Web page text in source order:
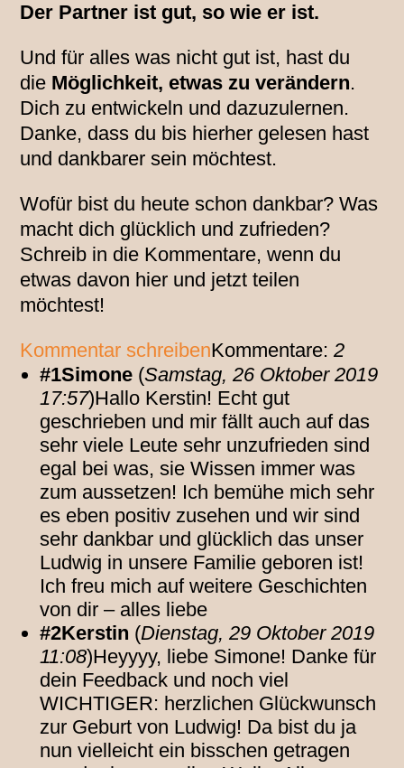
Der Partner ist gut, so wie er ist.
Und für alles was nicht gut ist, hast du
die Möglichkeit, etwas zu verändern.
Dich zu entwickeln und dazuzulernen.
Danke, dass du bis hierher gelesen hast
und dankbarer sein möchtest.
Wofür bist du heute schon dankbar? Was
macht dich glücklich und zufrieden?
Schreib in die Kommentare, wenn du
etwas davon hier und jetzt teilen
möchtest!
Kommentar schreibenKommentare:2
#1Simone (Samstag, 26 Oktober 2019
17:57)Hallo Kerstin! Echt gut
geschrieben und mir fällt auch auf das
sehr viele Leute sehr unzufrieden sind
egal bei was, sie Wissen immer was
zum aussetzen! Ich bemühe mich sehr
es eben positiv zusehen und wir sind
sehr dankbar und glücklich das unser
Ludwig in unsere Familie geboren ist!
Ich freu mich auf weitere Geschichten
von dir – alles liebe
#2Kerstin (Dienstag, 29 Oktober 2019
11:08)Heyyyy, liebe Simone! Danke für
dein Feedback und noch viel
WICHTIGER: herzlichen Glückwunsch
zur Geburt von Ludwig! Da bist du ja
nun vielleicht ein bisschen getragen